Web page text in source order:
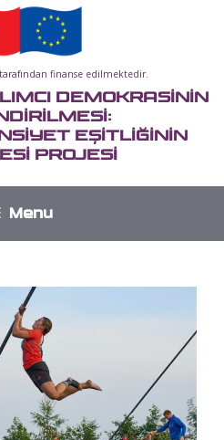
finanse edilmektedir.
DEMOKRASİNİN
EŞİTLİĞİNİN
PROJESİ
Menu